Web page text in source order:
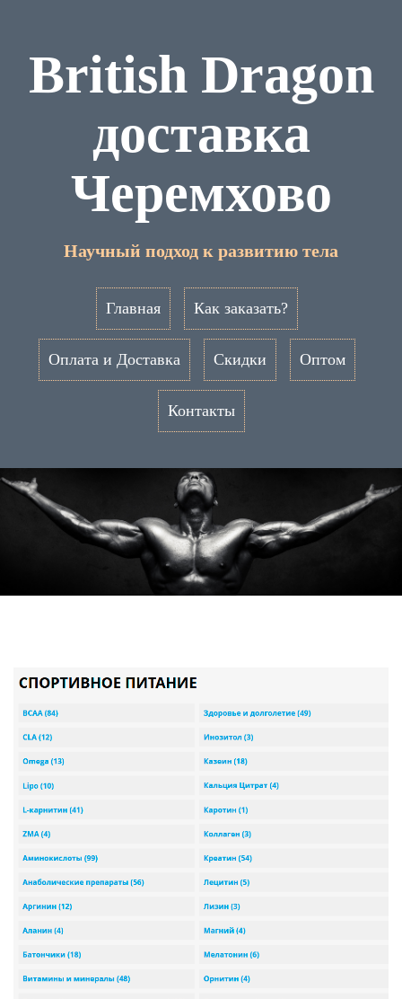
British Dragon
доставка
Черемхово
Научный подход к развитию тела
Главная Как заказать?
Оплата и Доставка Скидки Оптом
Контакты